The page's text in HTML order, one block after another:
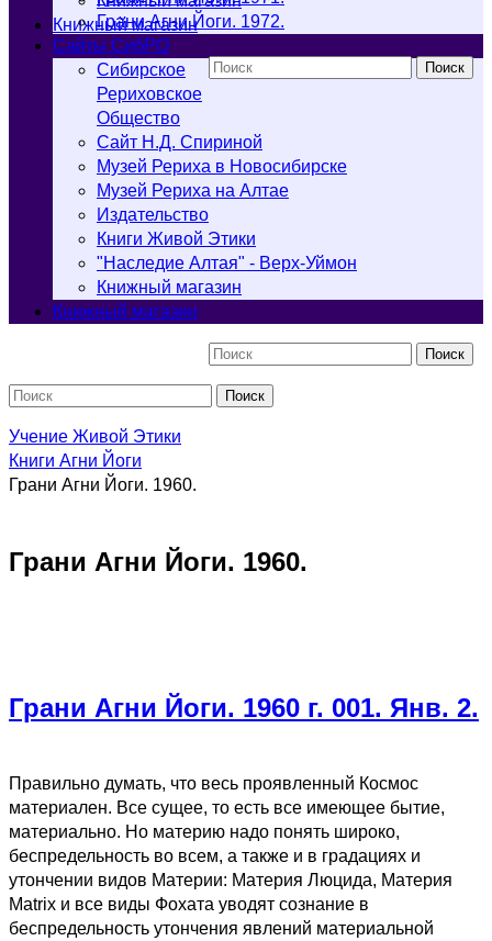
Книжный магазин
Поиск
Грани Агни Йоги. 1972.
Cайты СибРО
Сибирское
Рериховское
Общество
Сайт Н.Д. Спириной
Музей Рериха в Новосибирске
Музей Рериха на Алтае
Издательство
Книги Живой Этики
"Наследие Алтая" - Верх-Уймон
Книжный магазин
Книжный магазин
Поиск
Поиск
Учение Живой Этики
Книги Агни Йоги
Грани Агни Йоги. 1960.
Грани Агни Йоги. 1960.
Грани Агни Йоги. 1960 г. 001. Янв. 2.
Правильно думать, что весь проявленный Космос
материален. Все сущее, то есть все имеющее бытие,
материально. Но материю надо понять широко,
беспредельность во всем, а также и в градациях и
утончении видов Материи: Материя Люцида, Материя
Matrix и все виды Фохата уводят сознание в
беспредельность утончения явлений материальной